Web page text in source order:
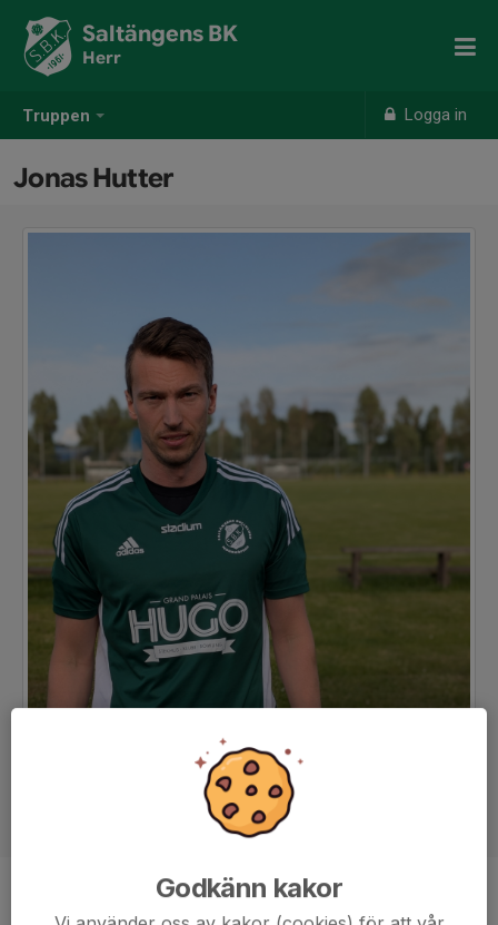
Truppen Logga in
Saltängens BK
Herr
Jonas Hutter
Mittfältare
Godkänn kakor